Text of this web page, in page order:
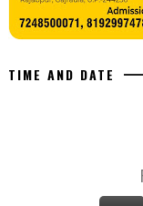
TIME AND DATE